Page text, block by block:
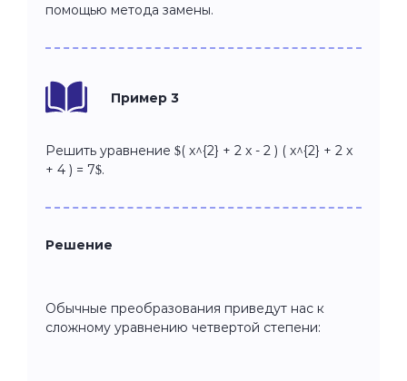
помощью метода замены.
Пример 3
Решить уравнение $( x^{2} + 2 x - 2 ) ( x^{2} + 2 x
+ 4 ) = 7$.
Решение
Обычные преобразования приведут нас к
сложному уравнению четвертой степени: